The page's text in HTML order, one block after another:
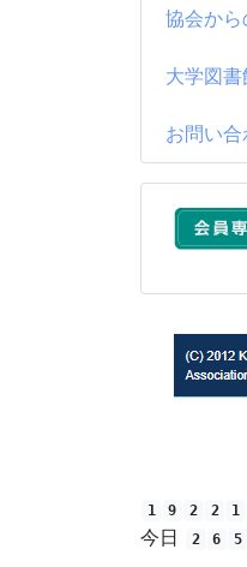
協会か
大学図
お問い
1 9 2 2 1
今日
2 6 5